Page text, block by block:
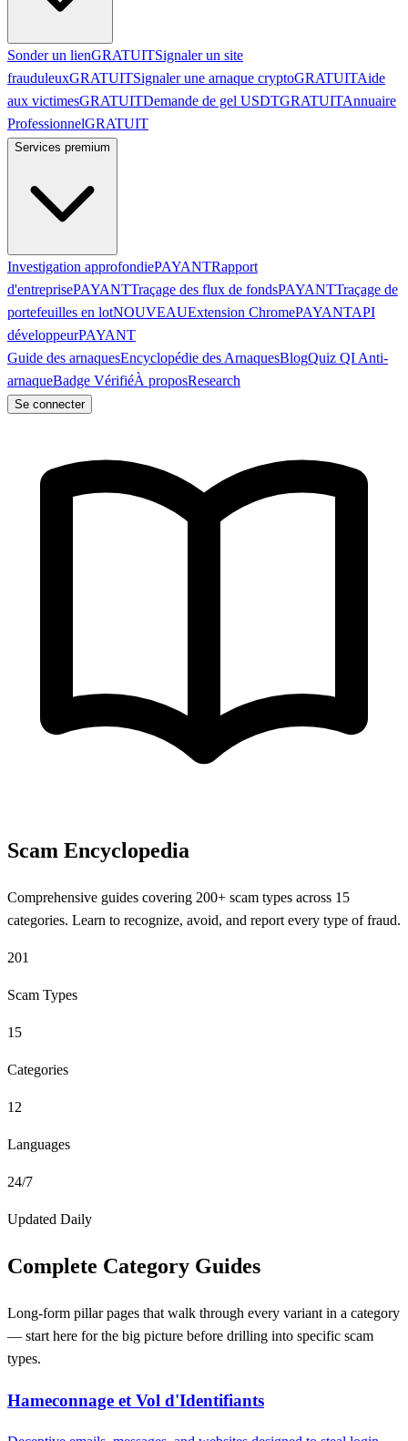
Sonder un lienGRATUITSignaler un site
frauduleuxGRATUITSignaler une arnaque cryptoGRATUITAide
aux victimesGRATUITDemande de gel USDTGRATUITAnnuaire
ProfessionnelGRATUIT
Services premium
Investigation approfondiePAYANTRapport
d'entreprisePAYANTTraçage des flux de fondsPAYANTTraçage de
portefeuilles en lotNOUVEAUExtension ChromePAYANTAPI
développeurPAYANT
Guide des arnaquesEncyclopédie des ArnaquesBlogQuiz QI Anti-
arnaqueBadge VérifiéÀ proposResearch
Se connecter
Scam Encyclopedia
Comprehensive guides covering 200+ scam types across 15
categories. Learn to recognize, avoid, and report every type of fraud.
201
Scam Types
15
Categories
12
Languages
24/7
Updated Daily
Complete Category Guides
Long-form pillar pages that walk through every variant in a category
— start here for the big picture before drilling into specific scam
types.
Hameconnage et Vol d'Identifiants